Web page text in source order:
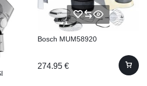
Bosch MUM58920
274.95 €